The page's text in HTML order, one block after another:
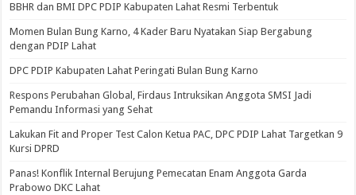
BBHR dan BMI DPC PDIP Kabupaten Lahat Resmi Terbentuk
Momen Bulan Bung Karno, 4 Kader Baru Nyatakan Siap Bergabung
dengan PDIP Lahat
DPC PDIP Kabupaten Lahat Peringati Bulan Bung Karno
Respons Perubahan Global, Firdaus Intruksikan Anggota SMSI Jadi
Pemandu Informasi yang Sehat
Lakukan Fit and Proper Test Calon Ketua PAC, DPC PDIP Lahat Targetkan 9
Kursi DPRD
Panas! Konflik Internal Berujung Pemecatan Enam Anggota Garda
Prabowo DKC Lahat